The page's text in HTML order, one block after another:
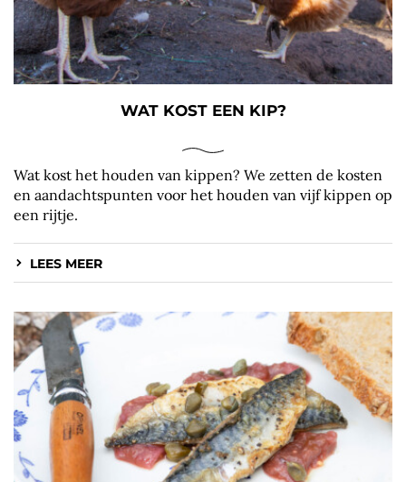
WAT KOST EEN KIP?
Wat kost het houden van kippen? We zetten de kosten
en aandachtspunten voor het houden van vijf kippen op
een rijtje.
LEES MEER